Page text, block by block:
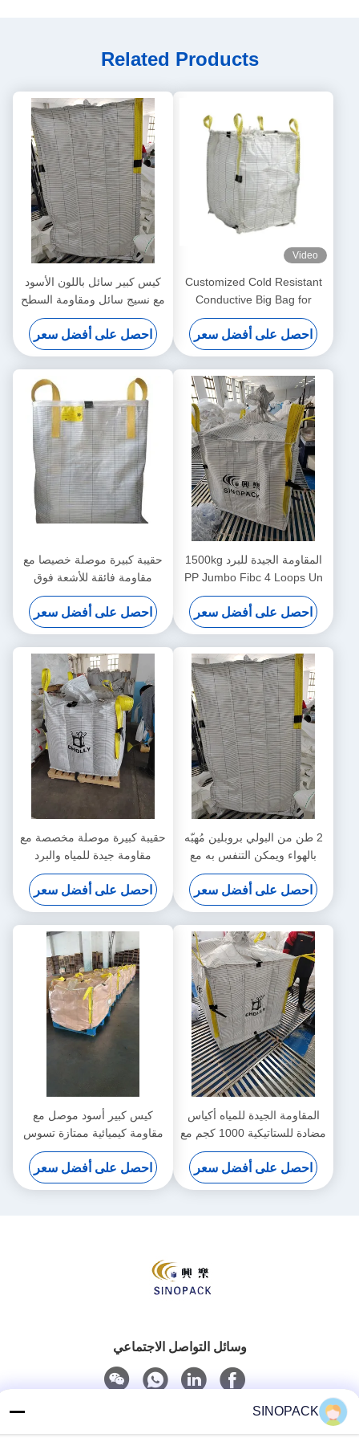
Related Products
Video
Customized Cold Resistant
Conductive Big Bag for
Supply Chain Management
احصل على أفضل سعر
كيس كبير سائل باللون الأسود
مع نسيج سائل ومقاومة السطح
احصل على أفضل سعر
المقاومة الجيدة للبرد 1500kg
PP Jumbo Fibc 4 Loops Un
أكياس حزم غير معتمدة لنقل
البضائع الكبيرة الثقيلة
احصل على أفضل سعر
حقيبة كبيرة موصلة خصيصا مع
مقاومة فائقة للأشعة فوق
البنفسجية ومقاومة للتآكل
احصل على أفضل سعر
2 طن من البولي بروبلين مُهبّه
بالهواء ويمكن التنفس به مع
مقاومة كيميائية ممتازة ونسيج
موصل
احصل على أفضل سعر
حقيبة كبيرة موصلة مخصصة مع
مقاومة جيدة للمياه والبرد
احصل على أفضل سعر
المقاومة الجيدة للمياه أكياس
مضادة للستاتيكية 1000 كجم مع
قوة الختم جيد
احصل على أفضل سعر
كيس كبير أسود موصل مع
مقاومة كيميائية ممتازة تسوس
ثابت 0.5 ثانية
احصل على أفضل سعر
وسائل التواصل الاجتماعي
SINOPACK